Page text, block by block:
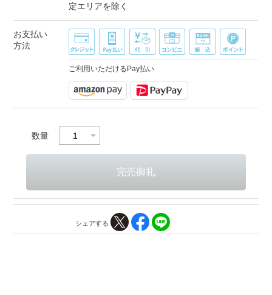
定エリアを除く
お支払い
方法
ご利用いただけるPay払い
数量
シェアする